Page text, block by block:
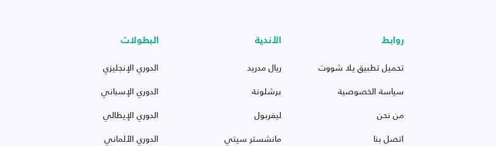
روابط
تحميل تطبيق يلا شووت
سياسة الخصوصية
من نحن
اتصل بنا
الأندية
ريال مدريد
برشلونة
ليفربول
مانشستر سيتي
البطولات
الدوري الإنجليزي
الدوري الإسباني
الدوري الإيطالي
الدوري الألماني